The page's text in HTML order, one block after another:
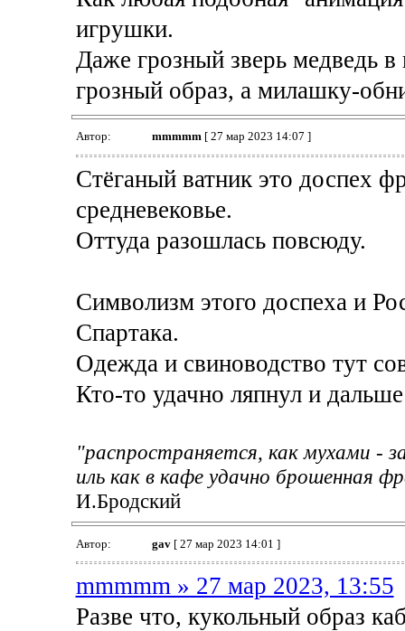
игрушки.
Даже грозный зверь медведь
грозный образ, а милашку-
Автор: mmmmm[ 27 мар 2023 14:07 ]
Стёганый ватник это доспех
средневековье.
Оттуда разошлась повсюду.
Символизм этого доспеха и
Спартака.
Одежда и свиноводство тут
Кто-то удачно ляпнул и
"распространяется, как мухами -
иль как в кафе удачно брошенная
И.Бродский
Автор: gav[ 27 мар 2023 14:01 ]
mmmmm » 27 мар 2023, 13:55
Разве что, кукольный образ